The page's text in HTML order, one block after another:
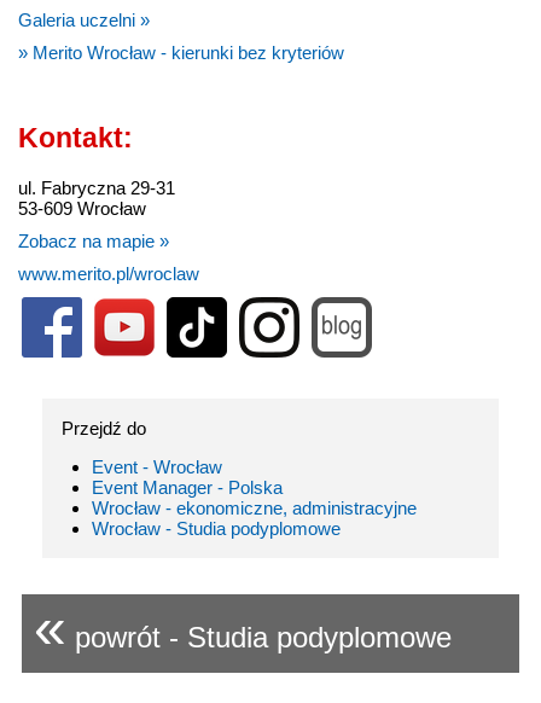
Galeria uczelni »
» Merito Wrocław - kierunki bez kryteriów
Kontakt:
ul. Fabryczna 29-31
53-609 Wrocław
Zobacz na mapie »
www.merito.pl/wroclaw
Przejdź do
Event - Wrocław
Event Manager - Polska
Wrocław - ekonomiczne, administracyjne
Wrocław - Studia podyplomowe
« powrót - Studia podyplomowe